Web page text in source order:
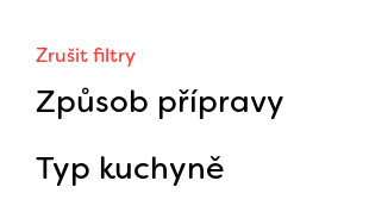
Zrušit filtry
Způsob přípravy
Typ kuchyně